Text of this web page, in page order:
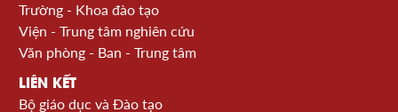
Trường - Khoa đào tạo
Viện - Trung tâm nghiên cứu
Văn phòng - Ban - Trung tâm
LIÊN KẾT
Bộ giáo dục và Đào tạo